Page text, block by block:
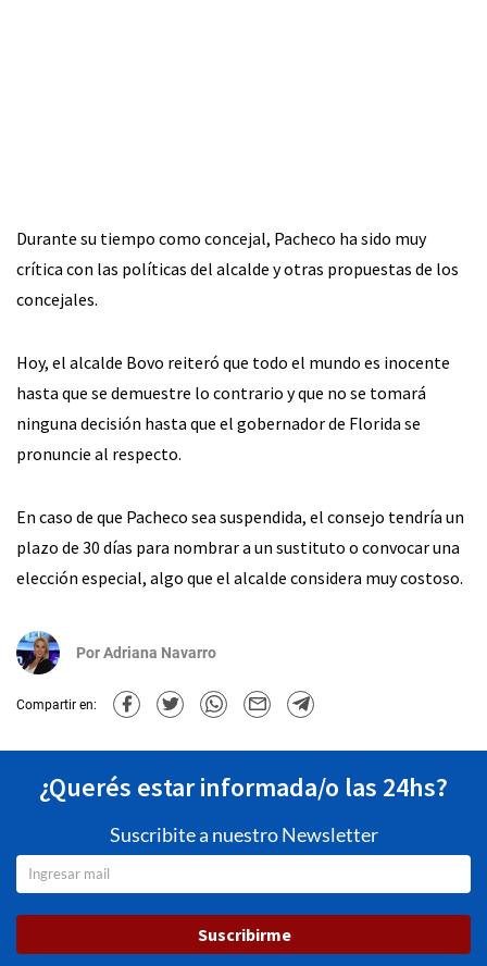
Durante su tiempo como concejal, Pacheco ha sido muy
crítica con las políticas del alcalde y otras propuestas de los
concejales.
Hoy, el alcalde Bovo reiteró que todo el mundo es inocente
hasta que se demuestre lo contrario y que no se tomará
ninguna decisión hasta que el gobernador de Florida se
pronuncie al respecto.
En caso de que Pacheco sea suspendida, el consejo tendría un
plazo de 30 días para nombrar a un sustituto o convocar una
elección especial, algo que el alcalde considera muy costoso.
PorAdriana Navarro
Compartir en:
¿Querés estar informada/o las 24hs?
Suscribite a nuestro Newsletter
Suscribirme